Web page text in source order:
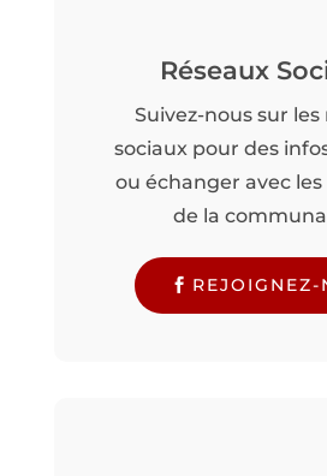
Réseaux
Suivez-nous sur les
sociaux pour des
ou échanger avec
de la
REJOIGNEZ-